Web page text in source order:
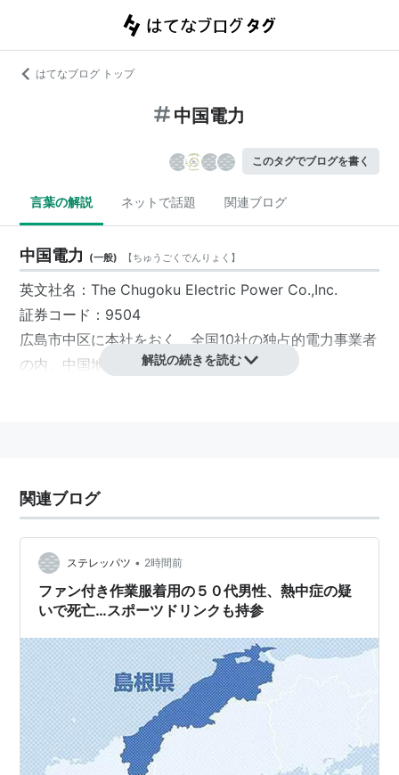
はてなブログ トップ
中国電力
このタグでブログを書く
言葉の解説 ネットで話題 関連ブログ
中国電力 (一般) 【ちゅうごくでんりょく 】
英文社名：The Chugoku Electric Power Co.,Inc.
証券コード ：9504
広島市中区に本社をおく、全国10社の独占的電力事業者
の内、 中国地方 を営業区域とする会社。
略称
中電”とも呼ばれるが“
中電工などの関連会社
広島電鉄 中電前電停
コーポレートアイデンティティ（CI）
中国電力のコーポレートアイデンティティ
ンセプト“Energia（エネルギア
）”という言葉を関連会
社の名前に用いるようになり、URLにも使われている。
解説の続きを読む
関連ブログ
ステレッパツ • 2時間前
ファン付き作業服着用の５０代男性、熱中症の疑
いで死亡…スポーツドリンクも持参